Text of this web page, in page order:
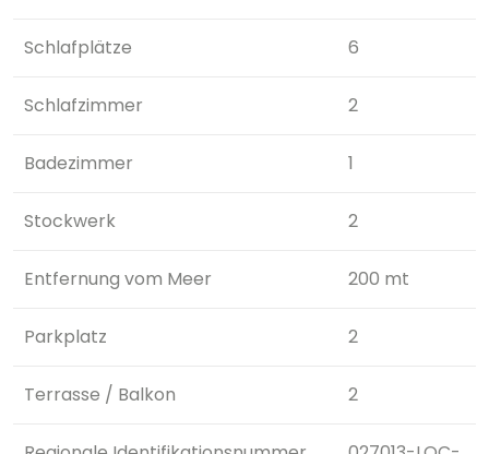
Schlafplätze 6
Schlafzimmer 2
Badezimmer 1
Stockwerk 2
Entfernung vom Meer 200 mt
Parkplatz 2
Terrasse / Balkon 2